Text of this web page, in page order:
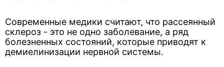
Современные медики считают, что рассеянный
склероз - это не одно заболевание, а ряд
болезненных состояний, которые приводят к
демиелинизации нервной системы.